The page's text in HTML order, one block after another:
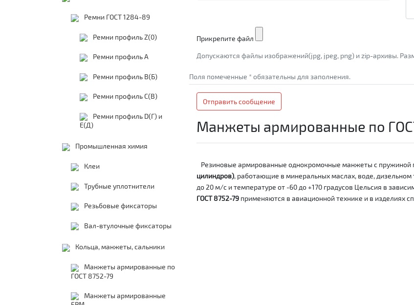
Ремни ГОСТ 1284-89
Ремни профиль Z(0)
Ремни профиль А
Ремни профиль В(Б)
Ремни профиль С(В)
Ремни профиль D(Г) и
E(Д)
Промышленная химия
Клеи
Трубные уплотнители
Резьбовые фиксаторы
Вал-втулочные фиксаторы
Кольца, манжеты, сальники
Манжеты армированные по
ГОСТ 8752-79
Манжеты армированные
Прикрепите файл
Допускаются файлы изображений(jpg, jpeg, png) и zip-архивы.
Поля помеченные * обязательны для заполнения.
Отправить сообщение
Манжеты армированные по
Резиновые армированные однокромочные манжеты с пружиной
цилиндров), работающие в минеральных маслах, воде,
до 20 м/с и температуре от -60 до +170 градусов Цельсия в
ГОСТ 8752-79 применяются в авиационной технике и в изделиях